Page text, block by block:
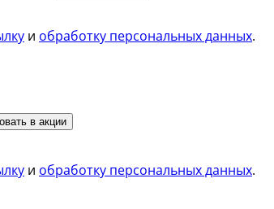
и обработку персональных данных.
в акции
и обработку персональных данных.